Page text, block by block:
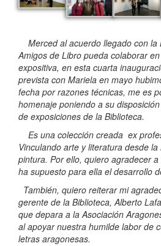
Merced al acuerdo llegado con la
Amigos de Libro pueda colaborar
expositiva, en esta cuarta
prevista con Mariela en mayo
fecha por razones técnicas, me es
homenaje poniendo a su disposición
de exposiciones de la Biblioteca.
Es una colección creada ex
Vinculando arte y literatura desde
pintura. Por ello, quiero agradecer
ha supuesto para ella el desarrollo
También, quiero reiterar mi
gerente de la Biblioteca, Alberto
que depara a la Asociación
al apoyar nuestra humilde labor de
letras aragonesas.